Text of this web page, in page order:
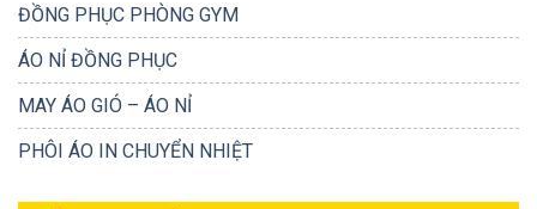
ĐỒNG PHỤC PHÒNG GYM
ÁO NỈ ĐỒNG PHỤC
MAY ÁO GIÓ – ÁO NỈ
PHÔI ÁO IN CHUYỂN NHIỆT